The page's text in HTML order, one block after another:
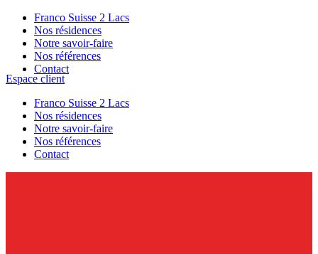
Franco Suisse 2 Lacs
Nos résidences
Notre savoir-faire
Nos références
Contact
Espace client
Franco Suisse 2 Lacs
Nos résidences
Notre savoir-faire
Nos références
Contact